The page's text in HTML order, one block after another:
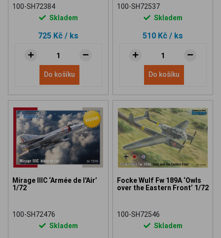
100-SH72384
Skladem
725 Kč / ks
Do košíku
100-SH72537
Skladem
510 Kč / ks
Do košíku
Mirage IIIC ‘Armée de l'Air’
1/72
100-SH72476
Skladem
Focke Wulf Fw 189A ‘Owls
over the Eastern Front’ 1/72
100-SH72546
Skladem